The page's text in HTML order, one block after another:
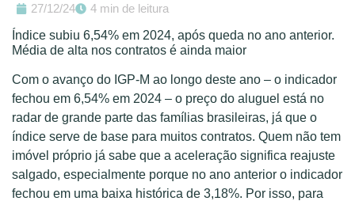
27/12/24
4 min de leitura
Índice subiu 6,54% em 2024, após queda no ano anterior.
Média de alta nos contratos é ainda maior
Com o avanço do IGP-M ao longo deste ano – o indicador
fechou em 6,54% em 2024 – o preço do aluguel está no
radar de grande parte das famílias brasileiras, já que o
índice serve de base para muitos contratos. Quem não tem
imóvel próprio já sabe que a aceleração significa reajuste
salgado, especialmente porque no ano anterior o indicador
fechou em uma baixa histórica de 3,18%. Por isso, para